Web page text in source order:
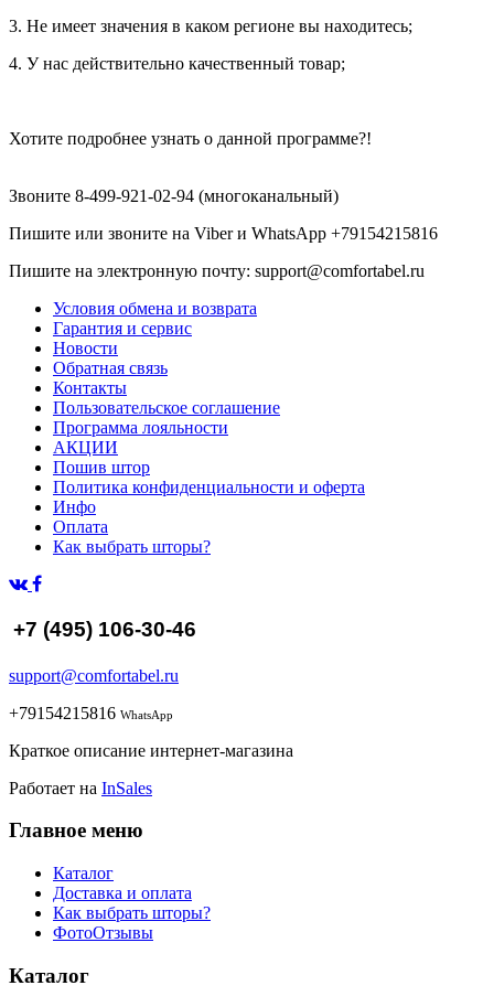
3. Не имеет значения в каком регионе вы находитесь;
4. У нас действительно качественный товар;
Хотите подробнее узнать о данной программе?!
Звоните 8-499-921-02-94 (многоканальный)
Пишите или звоните на Viber и WhatsАpp +79154215816
Пишите на электронную почту: support@comfortabel.ru
Условия обмена и возврата
Гарантия и сервис
Новости
Обратная связь
Контакты
Пользовательское соглашение
Программа лояльности
АКЦИИ
Пошив штор
Политика конфиденциальности и оферта
Инфо
Оплата
Как выбрать шторы?
+7 (495) 106-30-46
support@comfortabel.ru
+79154215816 WhatsApp
Краткое описание интернет-магазина
Работает на InSales
Главное меню
Каталог
Доставка и оплата
Как выбрать шторы?
ФотоОтзывы
Каталог